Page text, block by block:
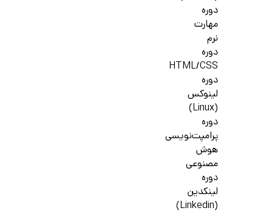
دوره
مهارت
نرم
دوره
HTML/CSS
دوره
لینوکس
(Linux)
دوره
پرامپت‌نویسی
هوش
مصنوعی
دوره
لینکدین
(Linkedin)